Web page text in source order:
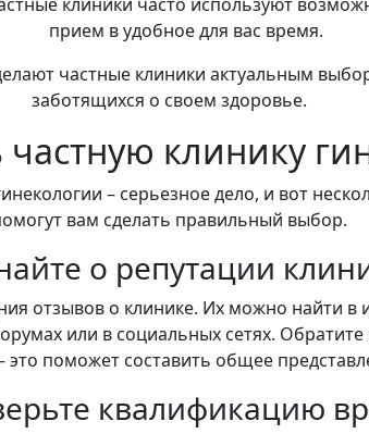
прием в удобное для вас время.
частные клиники актуальным
заботящихся о своем здоровье.
клинику
– серьезное дело, и вот
вам сделать правильный выбор.
о репутации
отзывов о клинике. Их можно найти в
или в социальных сетях.
поможет составить общее
квалификацию